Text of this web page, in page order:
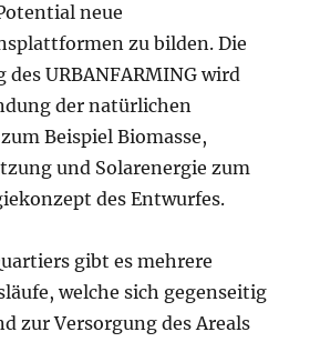
neue
zu bilden. Die
URBANFARMING wird
der natürlichen
Beispiel Biomasse,
und Solarenergie zum
des Entwurfes.
gibt es mehrere
welche sich gegenseitig
zur Versorgung des Areals